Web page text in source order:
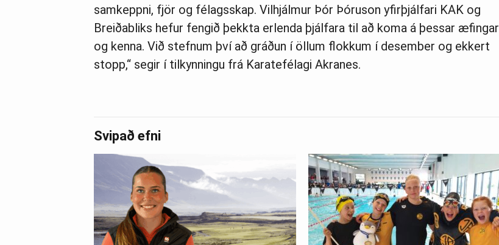
samkeppni, fjör og félagsskap. Vilhjálmur Þór Þóruson yfirþjálfari KAK og
Breiðabliks hefur fengið þekkta erlenda þjálfara til að koma á þessar æfingar
og kenna. Við stefnum því að gráðun í öllum flokkum í desember og ekkert
stopp,“ segir í tilkynningu frá Karatefélagi Akranes.
Svipað efni